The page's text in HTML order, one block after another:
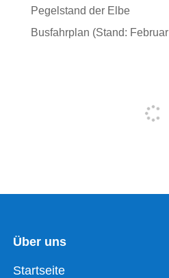
Pegelstand der Elbe
Busfahrplan (Stand:
Über uns
Startseite